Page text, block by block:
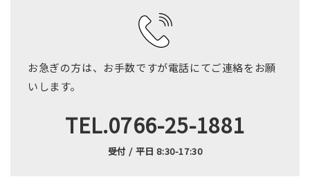
お急ぎの方は、お手数ですが電話にてご連絡をお願
いします。
TEL.0766-25-1881
受付 / 平日 8:30-17:30